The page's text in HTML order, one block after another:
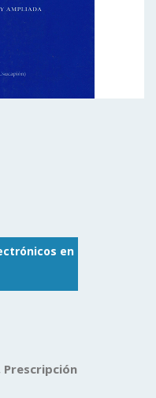
en
Prescripción